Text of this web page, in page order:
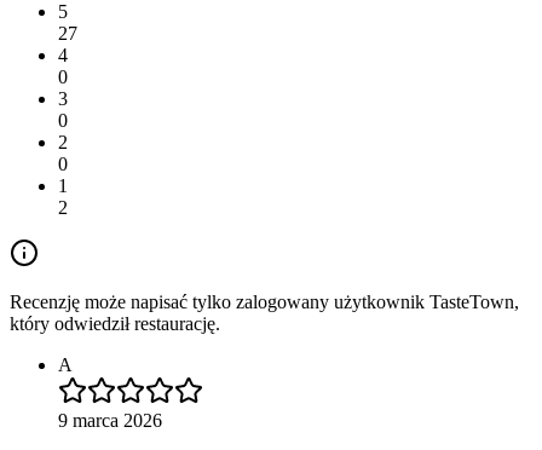
5
27
4
0
3
0
2
0
1
2
Recenzję może napisać tylko zalogowany użytkownik TasteTown,
który odwiedził restaurację.
A
9 marca 2026